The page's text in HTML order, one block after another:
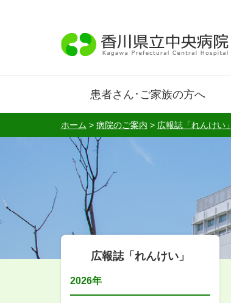
患者さん･ご家族の方へ
ホーム > 病院のご案内 > 広報誌「れんけい」
広報誌「れんけい」
2026年